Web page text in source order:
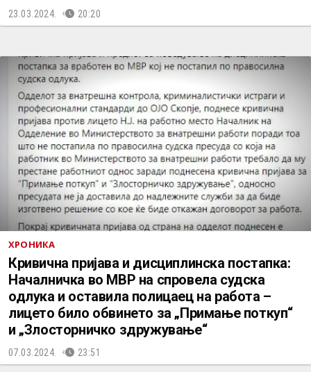
23.03.2024. 20:20
ХРОНИКА
Кривична пријава и дисциплинска постапка:
Началничка во МВР на спровела судска
одлука и оставила полицаец на работа –
лицето било обвинето за „Примање поткуп“
и „Злосторничко здружување“
07.03.2024. 23:51